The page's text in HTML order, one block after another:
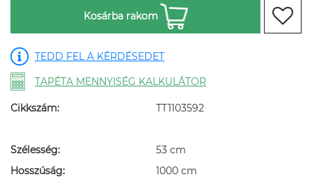
Kosárba rakom
TEDD FEL A KÉRDÉSEDET
TAPÉTA MENNYISÉG KALKULÁTOR
Cikkszám: TT1103592
Szélesség:
53 cm
Hosszúság:
1000 cm